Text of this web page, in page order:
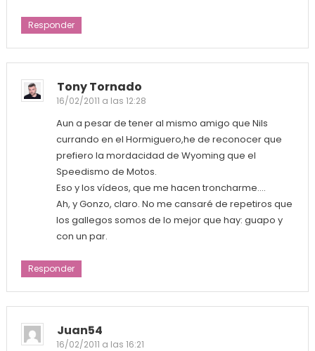
Responder
Tony Tornado
16/02/2011 a las 12:28
Aun a pesar de tener al mismo amigo que Nils
currando en el Hormiguero,he de reconocer que
prefiero la mordacidad de Wyoming que el
Speedismo de Motos.
Eso y los vídeos, que me hacen troncharme….
Ah, y Gonzo, claro. No me cansaré de repetiros que
los gallegos somos de lo mejor que hay: guapo y
con un par.
Responder
Juan54
16/02/2011 a las 16:21